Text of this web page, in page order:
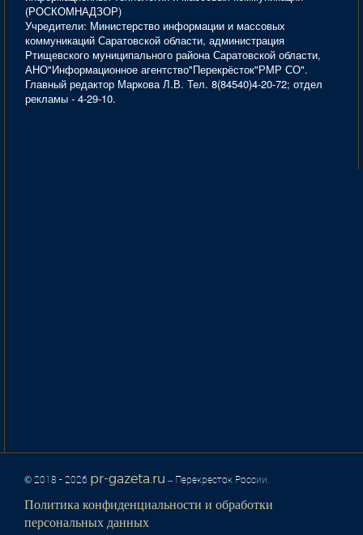
(РОСКОМНАДЗОР)
Учредители: Министерство информации и массовых
коммуникаций Саратовской области, администрация
Ртищевского муниципального района Саратовской области,
АНО"Информационное агентство"Перекрёсток"РМР СО".
Главный редактор Маркова Л.В. Тел. 8(84540)4-20-72; отдел
рекламы - 4-29-10.
© 2018 - 2026 pr-gazeta.ru – Перекресток России.
Политика конфиденциальности и обработки
персональных данных